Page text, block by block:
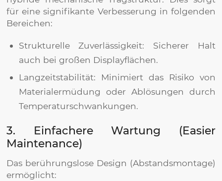
für eine signifikante Verbesserung in folgenden
Bereichen:
Strukturelle Zuverlässigkeit: Sicherer Halt
auch bei großen Displayflächen.
Langzeitstabilität: Minimiert das Risiko von
Materialermüdung oder Ablösungen durch
Temperaturschwankungen.
3. Einfachere Wartung (Easier
Maintenance)
Das berührungslose Design (Abstandsmontage)
ermöglicht: